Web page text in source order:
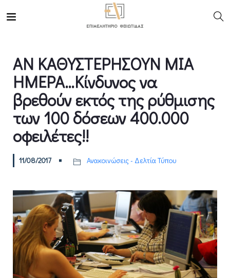
ΑΝ ΚΑΘΥΣΤΕΡΗΣΟΥΝ ΜΙΑ
ΗΜΕΡΑ…Κίνδυνος να
βρεθούν εκτός της ρύθμισης
των 100 δόσεων 400.000
οφειλέτες!!
11/08/2017 Ανακοινώσεις - Δελτία Τύπου